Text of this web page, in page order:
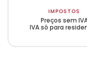
IMPOSTOS
Preços sem
IVA só para